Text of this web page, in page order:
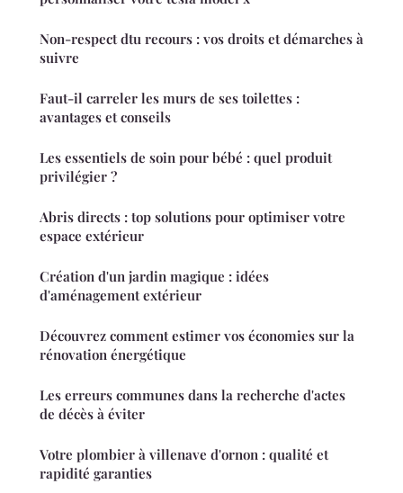
Non-respect dtu recours : vos droits et démarches à
suivre
Faut-il carreler les murs de ses toilettes :
avantages et conseils
Les essentiels de soin pour bébé : quel produit
privilégier ?
Abris directs : top solutions pour optimiser votre
espace extérieur
Création d'un jardin magique : idées
d'aménagement extérieur
Découvrez comment estimer vos économies sur la
rénovation énergétique
Les erreurs communes dans la recherche d'actes
de décès à éviter
Votre plombier à villenave d'ornon : qualité et
rapidité garanties